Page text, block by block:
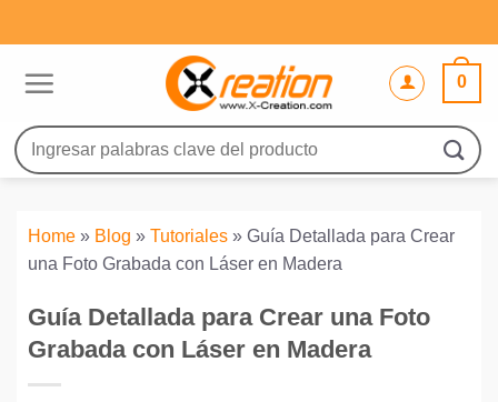
al
0
Buscar
por:
Home » Blog » Tutoriales » Guía Detallada para Crear
una Foto Grabada con Láser en Madera
Guía Detallada para Crear una Foto
Grabada con Láser en Madera